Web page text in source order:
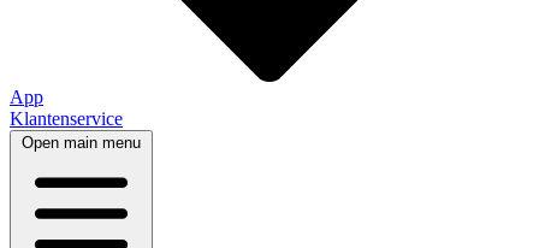
App
Klantenservice
Open main menu